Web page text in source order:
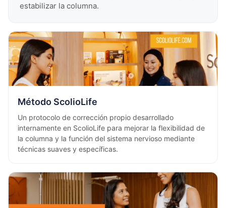
estabilizar la columna.
Método ScolioLife
Un protocolo de corrección propio desarrollado
internamente en ScolioLife para mejorar la flexibilidad de
la columna y la función del sistema nervioso mediante
técnicas suaves y específicas.